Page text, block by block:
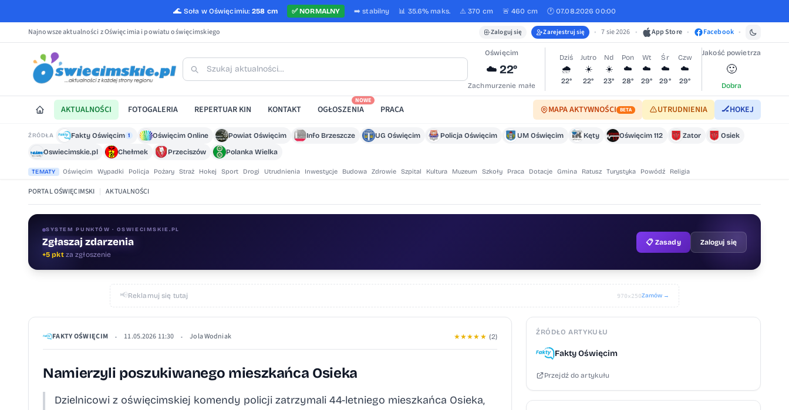
🌊 Soła w Oświęcimiu: 258 cm ✅NORMALNY ➡️stabilny 📊 35.6% maks. ⚠️ 370 cm 🚨 460 cm 🕐 07.08.2026 00:00
Najnowsze aktualności z Oświęcimia i powiatu oświęcimskiego Zaloguj się Zarejestruj się • 7 sie 2026 • App Store • Facebook •
Oświęcim
☁️ 22°
Zachmurzenie małe
Dziś
🌧️
22°
Jutro
☀️
22°
Nd
☀️
23°
Pon
☁️
28°
Wt
☁️
29°
Śr
☁️
29°
Czw
☁️
29°
Jakość powietrza
🙂
Dobra
AKTUALNOŚCI FOTOGALERIA REPERTUAR KIN KONTAKT OGŁOSZENIA
NOWE
PRACA MAPA AKTYWNOŚCI BETA UTRUDNIENIA 🏒HOKEJ
ŹRÓDŁA Fakty Oświęcim 1 Oświęcim Online Powiat Oświęcim Info Brzeszcze UG Oświęcim Policja Oświęcim UM Oświęcim Kęty Oświęcim 112 Zator
Osiek
Oswiecimskie.pl
Chełmek Przeciszów Polanka Wielka
TEMATY Oświęcim Wypadki Policja Pożary Straż Hokej Sport Drogi Utrudnienia Inwestycje Budowa Zdrowie Szpital Kultura Muzeum Szkoły Praca Dotacje Gmina Ratusz Turystyka Powódź Religia
PORTAL OŚWIĘCIMSKI | AKTUALNOŚCI
SYSTEM PUNKTÓW · OSWIECIMSKIE.PL
Zgłaszaj zdarzenia
+5 pktza zgłoszenie
📋 Zasady Zaloguj się
📢Reklamuj się tutaj 970×250Zamów →
FAKTY OŚWIĘCIM • 11.05.2026 11:30 • Jola Wodniak ★★★★ ★ (2)
Namierzyli poszukiwanego mieszkańca Osieka
Dzielnicowi z oświęcimskiej komendy policji zatrzymali 44-letniego mieszkańca Osieka,
ŹRÓDŁO ARTYKUŁU
Fakty Oświęcim
Przejdź do artykułu